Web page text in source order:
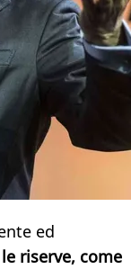
ed
riserve, come